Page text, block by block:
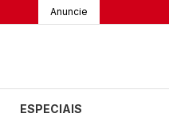
Anuncie
ESPECIAIS